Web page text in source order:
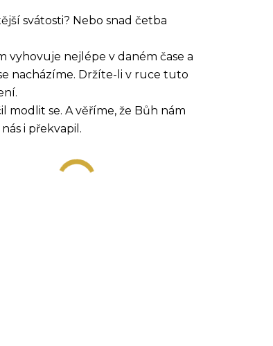
svátosti? Nebo snad četba
vyhovuje nejlépe v daném čase a
nacházíme. Držíte-li v ruce tuto
modlit se. A věříme, že Bůh nám
i překvapil.